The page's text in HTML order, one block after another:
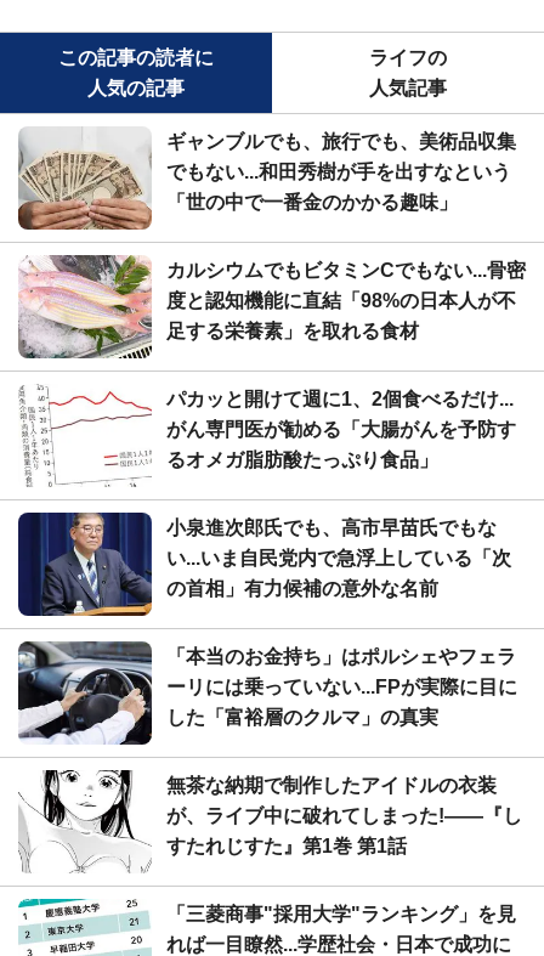
この記事の読者に
人気の記事
ライフの
人気記事
ギャンブルでも、旅行でも、美術品収集
でもない...和田秀樹が手を出すなという
「世の中で一番金のかかる趣味」
カルシウムでもビタミンCでもない...骨密
度と認知機能に直結「98%の日本人が不
足する栄養素」を取れる食材
パカッと開けて週に1、2個食べるだけ...
がん専門医が勧める「大腸がんを予防す
るオメガ脂肪酸たっぷり食品」
小泉進次郎氏でも、高市早苗氏でもな
い...いま自民党内で急浮上している「次
の首相」有力候補の意外な名前
「本当のお金持ち」はポルシェやフェラ
ーリには乗っていない...FPが実際に目に
した「富裕層のクルマ」の真実
無茶な納期で制作したアイドルの衣装
が、ライブ中に破れてしまった!――『し
すたれじすた』第1巻 第1話
「三菱商事"採用大学"ランキング」を見
れば一目瞭然...学歴社会・日本で成功に